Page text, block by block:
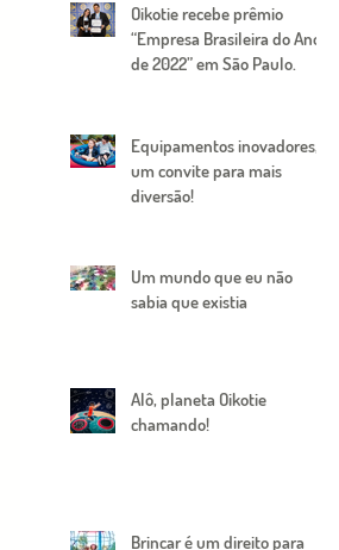
Oikotie recebe prêmio
“Empresa Brasileira do Ano
de 2022” em São Paulo.
Equipamentos inovadores,
um convite para mais
diversão!
Um mundo que eu não
sabia que existia
Alô, planeta Oikotie
chamando!
Brincar é um direito para